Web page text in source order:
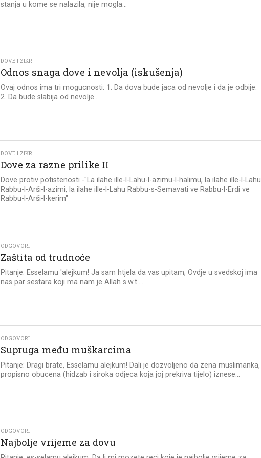
stanja u kome se nalazila, nije mogla...
DOVE I ZIKR
Odnos snaga dove i nevolja (iskušenja)
Ovaj odnos ima tri mogucnosti: 1. Da dova bude jaca od nevolje i da je odbije.
2. Da bude slabija od nevolje...
DOVE I ZIKR
Dove za razne prilike II
Dove protiv potistenosti -"La ilahe ille-l-Lahu-l-azimu-l-halimu, la ilahe ille-l-Lahu
Rabbu-l-Arši-l-azimi, la ilahe ille-l-Lahu Rabbu-s-Semavati ve Rabbu-l-Erdi ve
Rabbu-l-Arši-l-kerim"
ODGOVORI
Zaštita od trudnoće
Pitanje: Esselamu 'alejkum! Ja sam htjela da vas upitam; Ovdje u svedskoj ima
nas par sestara koji ma nam je Allah s.w.t....
ODGOVORI
Supruga među muškarcima
Pitanje: Dragi brate, Esselamu alejkum! Dali je dozvoljeno da zena muslimanka,
propisno obucena (hidzab i siroka odjeca koja joj prekriva tijelo) iznese...
ODGOVORI
Najbolje vrijeme za dovu